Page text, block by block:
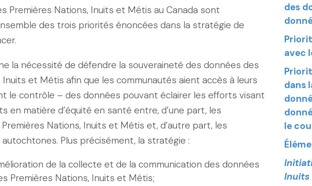
Premières Nations, Inuits et Métis au Canada sont
des trois priorités énoncées dans la stratégie de
la nécessité de défendre la souveraineté des données des
Inuits et Métis afin que les communautés aient accès à leurs
le contrôle – des données pouvant éclairer les efforts visant
en matière d’équité en santé entre, d’une part, les
Nations, Inuits et Métis et, d’autre part, les
Plus précisément, la stratégie :
de la collecte et de la communication des données
Premières Nations, Inuits et Métis;
des
avec
dans
le
Inuits